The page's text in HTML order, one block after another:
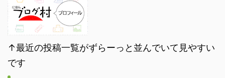
↑最近の投稿一覧がずらーっと並んでいて見やすい
です